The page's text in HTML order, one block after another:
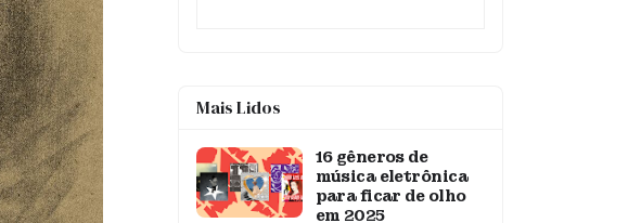
Mais Lidos
16 gêneros de
música eletrônica
para ficar de olho
em 2025